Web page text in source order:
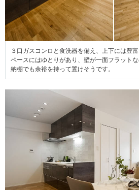
３口ガスコンロと食洗器を備え、上下には豊
ペースにはゆとりがあり、壁が一面フラット
納棚でも余裕を持って置けそうです。